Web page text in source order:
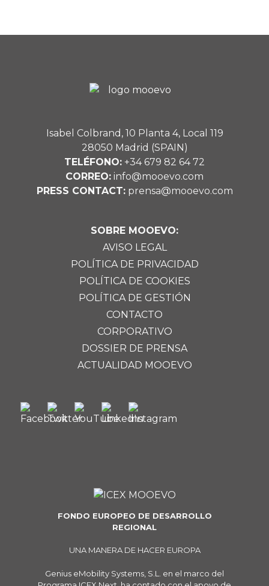
Isabel Colbrand, 10 Planta 4, Local 119
28050 Madrid (SPAIN)
TELÉFONO: +34 679 82 64 72
CORREO: info@mooevo.com
PRESS CONTACT:prensa@mooevo.com
SOBRE MOOEVO:
AVISO LEGAL
POLÍTICA DE PRIVACIDAD
POLÍTICA DE COOKIES
POLÍTICA DE GESTIÓN
CONTACTO
CORPORATIVO
DOSSIER DE PRENSA
ACTUALIDAD MOOEVO
FONDO EUROPEO DE DESARROLLO
REGIONAL
UNA MANERA DE HACER EUROPA
Genius eMobility Systems, S.L. en el marco del